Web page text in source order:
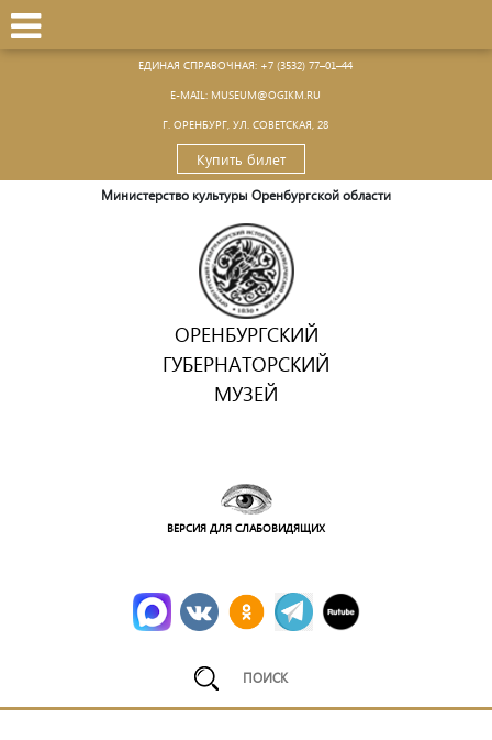
ЕДИНАЯ СПРАВОЧНАЯ: +7 (3532) 77–01–44
Е-MAIL: MUSEUM@OGIKM.RU
Г. ОРЕНБУРГ, УЛ. СОВЕТСКАЯ, 28
Купить билет
Министерство культуры Оренбургской области
ОРЕНБУРГСКИЙ
ГУБЕРНАТОРСКИЙ
МУЗЕЙ
ВЕРСИЯ ДЛЯ СЛАБОВИДЯЩИХ